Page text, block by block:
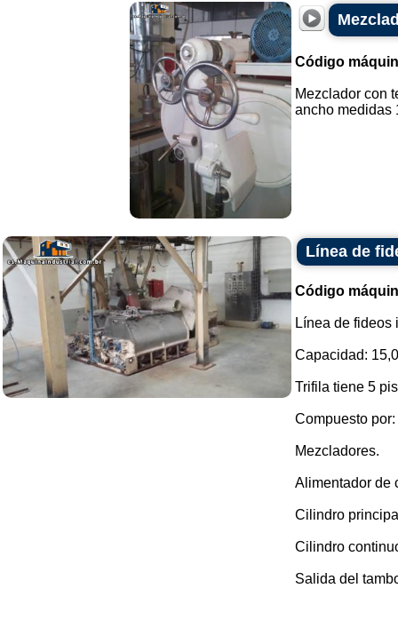
Código
Mezclador con
ancho medidas
Línea de
Código
Línea de fideos
Capacidad:
Trifila tiene 5
Compuesto por:
Mezcladores.
Alimentador de
Cilindro
Cilindro
Salida del